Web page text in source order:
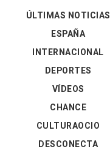
ÚLTIMAS NOTICIAS
ESPAÑA
INTERNACIONAL
DEPORTES
VÍDEOS
CHANCE
CULTURAOCIO
DESCONECTA